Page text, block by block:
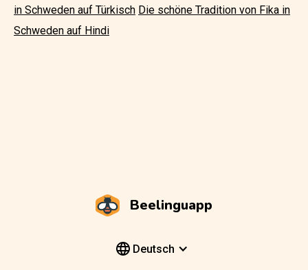
in Schweden auf Türkisch Die schöne Tradition von Fika in
Schweden auf Hindi
Beelinguapp
Deutsch